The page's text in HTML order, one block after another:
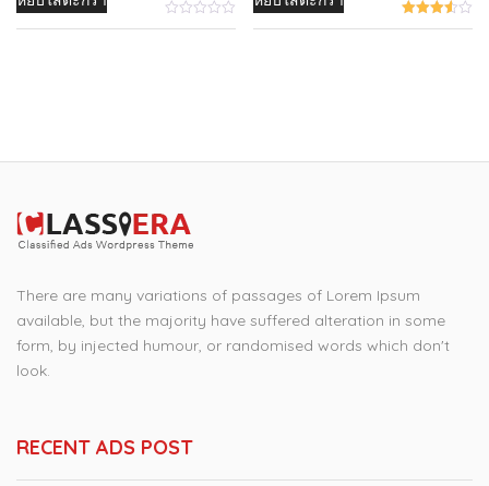
There are many variations of passages of Lorem Ipsum
available, but the majority have suffered alteration in some
form, by injected humour, or randomised words which don't
look.
RECENT ADS POST